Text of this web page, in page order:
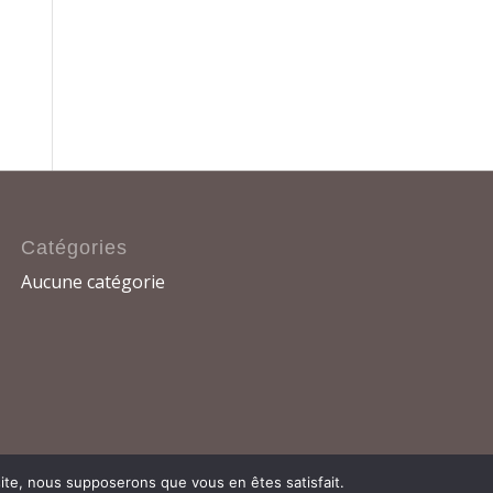
Catégories
Aucune catégorie
nous supposerons que vous en êtes satisfait.